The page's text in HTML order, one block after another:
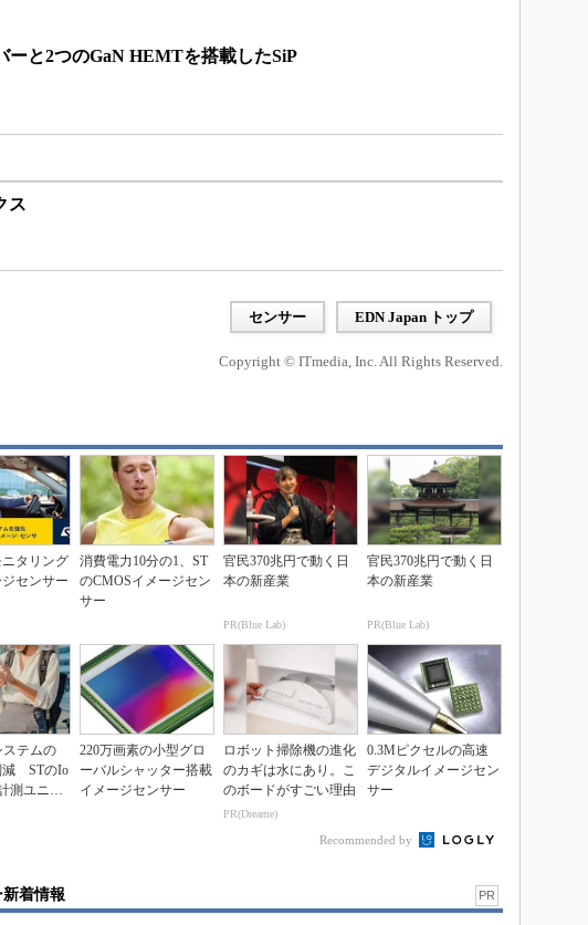
ーと2つのGaN HEMTを搭載したSiP
ス
センサー EDN Japan トップ
Copyright © ITmedia, Inc. All Rights Reserved.
ニタリング
センサー
消費電力10分の1、ST
のCMOSイメージセン
サー
官民370兆円で動く日
本の新産業
PR(Blue Lab)
官民370兆円で動く日
本の新産業
PR(Blue Lab)
テムの
減 STのIo
測ユニッ
220万画素の小型グロ
ーバルシャッター搭載
イメージセンサー
ロボット掃除機の進化
のカギは水にあり。こ
のボードがすごい理由
PR(Dreame)
0.3Mピクセルの高速
デジタルイメージセン
サー
Recommended by
着情報 PR